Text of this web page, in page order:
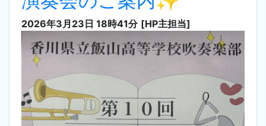
2026年3月23日 18時41分 [HP主担当]